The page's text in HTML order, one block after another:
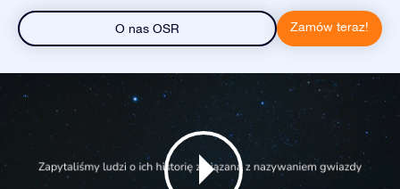
O nas OSR Zamów teraz!